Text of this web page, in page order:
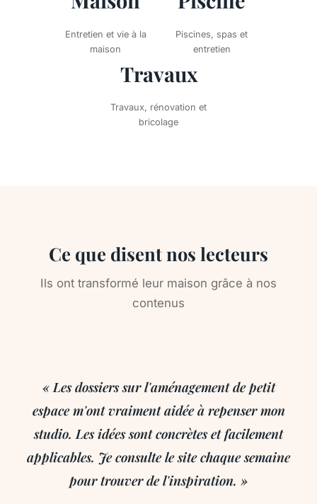
Entretien et vie à la
maison
Piscines, spas et
entretien
Travaux
Travaux, rénovation et
bricolage
Ce que disent nos lecteurs
Ils ont transformé leur maison grâce à nos
contenus
« Les dossiers sur l'aménagement de petit
espace m'ont vraiment aidée à repenser mon
studio. Les idées sont concrètes et facilement
applicables. Je consulte le site chaque semaine
pour trouver de l'inspiration. »